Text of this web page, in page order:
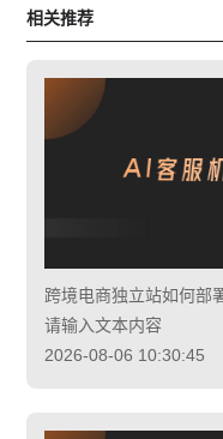
相关推荐
跨境电商独立站如何部
请输入文本内容
2026-08-06 10:30:45